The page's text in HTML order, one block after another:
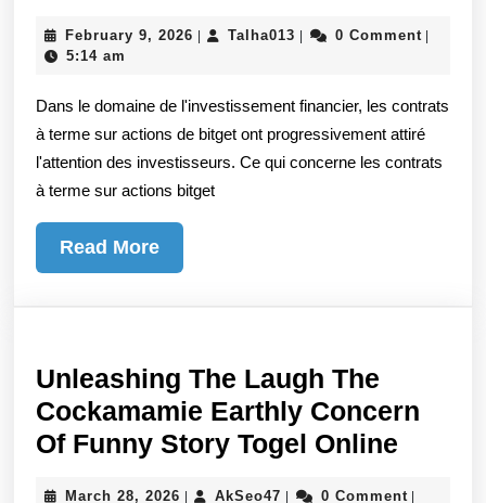
les
avantages
des
sur
bitget
February 9, 2026 FebruaryTalha013 Talha0130 Comment
5:14 am
Dans le domaine de l'investissement financier, les contrats
à terme sur actions de bitget ont progressivement attiré
l'attention des investisseurs. Ce qui concerne les contrats
à terme sur actions bitget
Read MoreRead
More
Unleashing The Laugh The
Cockamamie Earthly Concern
Of Funny Story Togel Online
March 28, 2026 MarchAkSeo47 AkSeo470 Comment